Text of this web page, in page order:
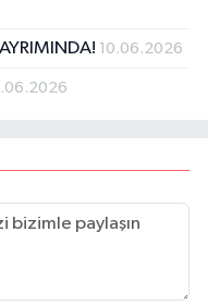
10.06.2026